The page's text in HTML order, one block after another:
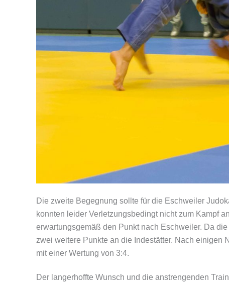
Die zweite Begegnung sollte für die Eschweiler
konnten leider Verletzungsbedingt nicht zum Kampf
erwartungsgemäß den Punkt nach Eschweiler. Da
zwei weitere Punkte an die Indestätter. Nach
mit einer Wertung von 3:4.
Der langerhoffte Wunsch und die anstrengenden